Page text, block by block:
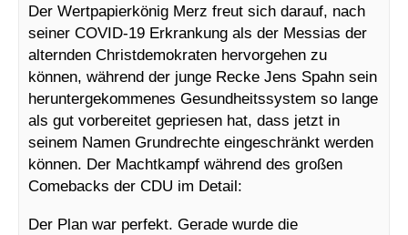
Der Wertpapierkönig Merz freut sich darauf, nach
seiner COVID-19 Erkrankung als der Messias der
alternden Christdemokraten hervorgehen zu
können, während der junge Recke Jens Spahn sein
heruntergekommenes Gesundheitssystem so lange
als gut vorbereitet gepriesen hat, dass jetzt in
seinem Namen Grundrechte eingeschränkt werden
können. Der Machtkampf während des großen
Comebacks der CDU im Detail:
Der Plan war perfekt. Gerade wurde die